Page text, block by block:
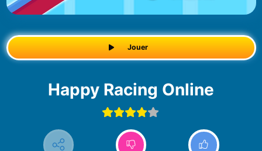
Jouer
Happy Racing Online